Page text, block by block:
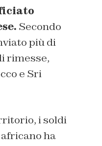
Secondo
più di
rimesse,
e Sri
i soldi
ha